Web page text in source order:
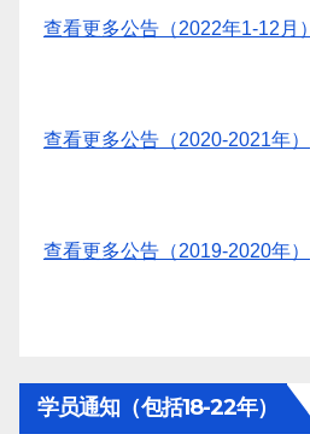
查看更多公告（2022年1-12月）
查看更多公告（2020-2021年）
查看更多公告（2019-2020年）
学员通知（包括18-22年）